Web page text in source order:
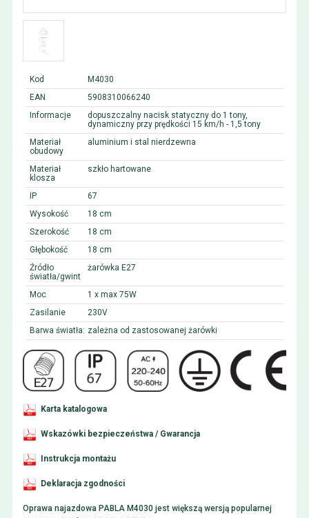
Kod
M4030
EAN
5908310066240
Informacje
dopuszczalny nacisk statyczny do 1 tony,
dynamiczny przy prędkości 15 km/h - 1,5 tony
Materiał
obudowy
aluminium i stal nierdzewna
Materiał
klosza
szkło hartowane
IP
67
Wysokość
18 cm
Szerokość
18 cm
Głębokość
18 cm
Źródło
światła/gwint
żarówka E27
Moc
1 x max 75W
Zasilanie
230V
Barwa światła: zależna od zastosowanej żarówki
Karta katalogowa
Wskazówki bezpieczeństwa / Gwarancja
Instrukcja montażu
Deklaracja zgodności
Oprawa najazdowa PABLA M4030 jest większą wersją popularnej